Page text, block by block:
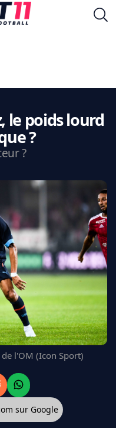
le poids lourd
?
?
l'OM (Icon Sport)
sur Google